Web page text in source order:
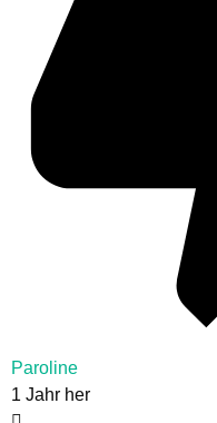
Paroline
1 Jahr her